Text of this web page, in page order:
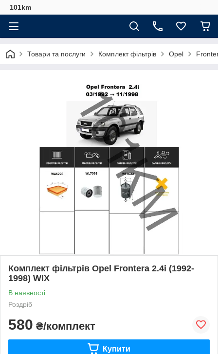
101km
Товари та послуги Комплект фільтрів Opel
Комплект фільтрів Opel Frontera 2.4i (1992-
1998) WIX
В наявності
Роздріб
580 ₴/комплект
Купити